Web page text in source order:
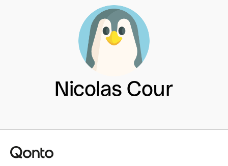
Nicolas Cour